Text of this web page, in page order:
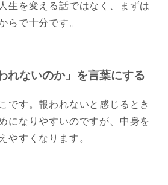
生を変える話ではなく、まずは
らで十分です。
れないのか」を言葉にする
です。報われないと感じるとき
になりやすいのですが、中身を
やすくなります。